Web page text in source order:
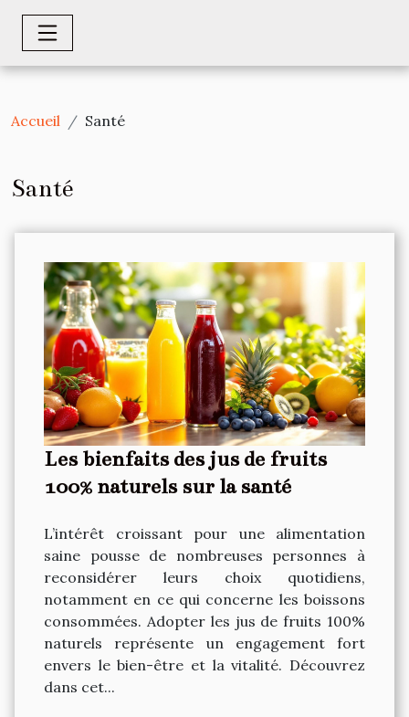
Accueil Santé
Santé
Les bienfaits des jus de fruits
100% naturels sur la santé
L’intérêt croissant pour une alimentation
saine pousse de nombreuses personnes à
reconsidérer leurs choix quotidiens,
notamment en ce qui concerne les boissons
consommées. Adopter les jus de fruits 100%
naturels représente un engagement fort
envers le bien-être et la vitalité. Découvrez
dans cet...